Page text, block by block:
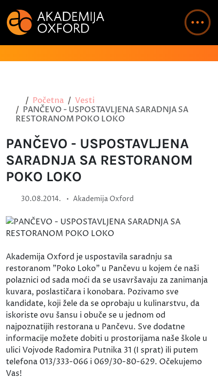
Početna
Vesti
PANČEVO - USPOSTAVLJENA SARADNJA SA
RESTORANOM POKO LOKO
PANČEVO - USPOSTAVLJENA
SARADNJA SA RESTORANOM
POKO LOKO
30.08.2014. • Akademija Oxford
Akademija Oxford je uspostavila saradnju sa
restoranom "Poko Loko" u Pančevu u kojem će naši
polaznici od sada moći da se usavršavaju za zanimanja
kuvara, poslastičara i konobara. Pozivamo sve
kandidate, koji žele da se oprobaju u kulinarstvu, da
iskoriste ovu šansu i obuče se u jednom od
najpoznatijih restorana u Pančevu. Sve dodatne
informacije možete dobiti u prostorijama naše škole u
ulici Vojvode Radomira Putnika 31 (I sprat) ili putem
telefona 013/333-066 i 069/30-80-629. Očekujemo
Vas!